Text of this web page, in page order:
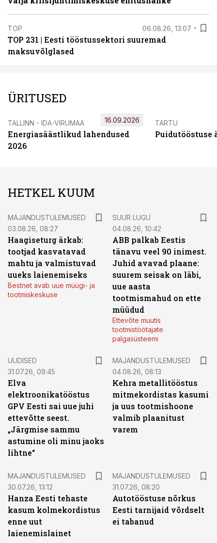
TOP 06.08.26, 13:07
TOP 231 | Eesti tööstussektori suuremad
maksuvõlglased
ÜRITUSED
TALLINN - IDA-VIRUMAA
Energiasäästlikud lahendused
2026
16.09.2026 TARTU
Puidutööstuse
HETKEL KUUM
MAJANDUSTULEMUSED
03.08.26, 08:27
Haagiseturg ärkab:
tootjad kasvatavad
mahtu ja valmistuvad
uueks laienemiseks
Bestnet avab uue müügi- ja
tootmiskeskuse
SUUR LUGU
04.08.26, 10:42
ABB palkab Eestis
tänavu veel 90 inimest.
Juhid avavad plaane:
suurem seisak on läbi,
uue aasta
tootmismahud on ette
müüdud
Ettevõte muutis
tootmistöötajate
palgasüsteemi
UUDISED
31.07.26, 09:45
Elva
elektroonikatööstus
GPV Eesti sai uue juhi
ettevõtte seest.
„Järgmise sammu
astumine oli minu jaoks
lihtne“
MAJANDUSTULEMUSED
04.08.26, 08:13
Kehra metallitööstus
mitmekordistas kasumi
ja uus tootmishoone
valmib plaanitust
varem
MAJANDUSTULEMUSED
30.07.26, 13:12
Hanza Eesti tehaste
kasum kolmekordistus
enne uut
laienemislainet
MAJANDUSTULEMUSED
31.07.26, 08:20
Autotööstuse nõrkus
Eesti tarnijaid võrdselt
ei tabanud